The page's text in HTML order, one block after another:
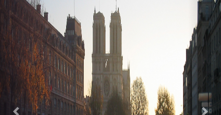
Previous